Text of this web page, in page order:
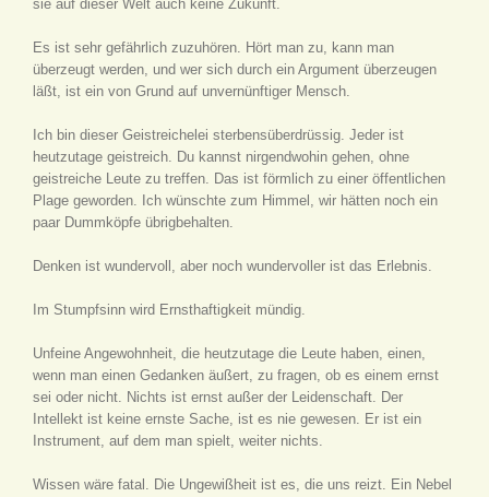
sie auf dieser Welt auch keine Zukunft.
Es ist sehr gefährlich zuzuhören. Hört man zu, kann man
überzeugt werden, und wer sich durch ein Argument überzeugen
läßt, ist ein von Grund auf unvernünftiger Mensch.
Ich bin dieser Geistreichelei sterbensüberdrüssig. Jeder ist
heutzutage geistreich. Du kannst nirgendwohin gehen, ohne
geistreiche Leute zu treffen. Das ist förmlich zu einer öffentlichen
Plage geworden. Ich wünschte zum Himmel, wir hätten noch ein
paar Dummköpfe übrigbehalten.
Denken ist wundervoll, aber noch wundervoller ist das Erlebnis.
Im Stumpfsinn wird Ernsthaftigkeit mündig.
Unfeine Angewohnheit, die heutzutage die Leute haben, einen,
wenn man einen Gedanken äußert, zu fragen, ob es einem ernst
sei oder nicht. Nichts ist ernst außer der Leidenschaft. Der
Intellekt ist keine ernste Sache, ist es nie gewesen. Er ist ein
Instrument, auf dem man spielt, weiter nichts.
Wissen wäre fatal. Die Ungewißheit ist es, die uns reizt. Ein Nebel